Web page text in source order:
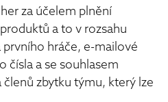
za účelem plnění
a to v rozsahu
hráče, e-mailové
čísla a se souhlasem
zbytku týmu, který lze